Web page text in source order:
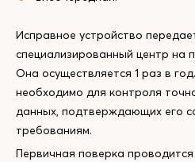
Исправное устройство
специализированный центр на
Она осуществляется 1 раз в
необходимо для контроля
данных, подтверждающих его
требованиям.
Первичная поверка проводится